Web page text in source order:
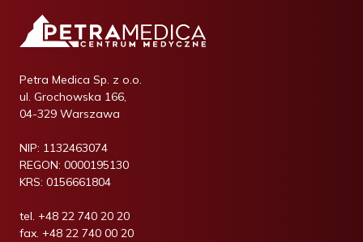
Petra Medica Sp. z o.o.
ul. Grochowska 166,
04-329 Warszawa
NIP: 1132463074
REGON: 0000195130
KRS: 0156661804
tel. +48 22 740 20 20
fax. +48 22 740 00 20